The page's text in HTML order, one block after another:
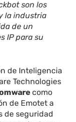
son los
la industria
de un
IP para su
de Inteligencia
Technologies
como
de Emotet a
de seguridad